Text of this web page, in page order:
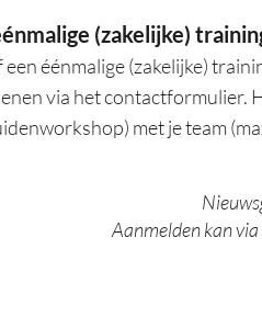
(zakelijke)
éénmalige (zakelijke)
via het contactformulier.
met je team
Aanmelden kan